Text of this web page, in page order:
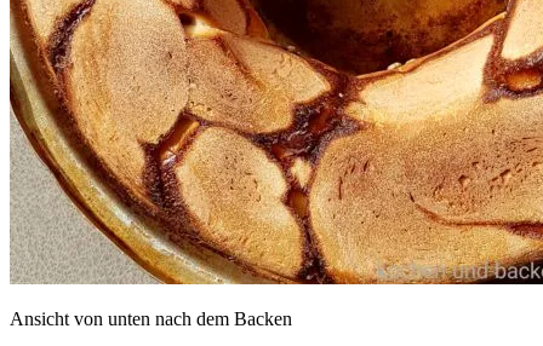
Ansicht von unten nach dem Backen